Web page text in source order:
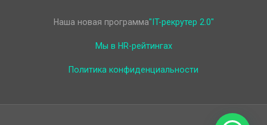
Наша новая программа"IT-рекрутер 2.0"
Мы в HR-рейтингах
Политика конфиденциальности